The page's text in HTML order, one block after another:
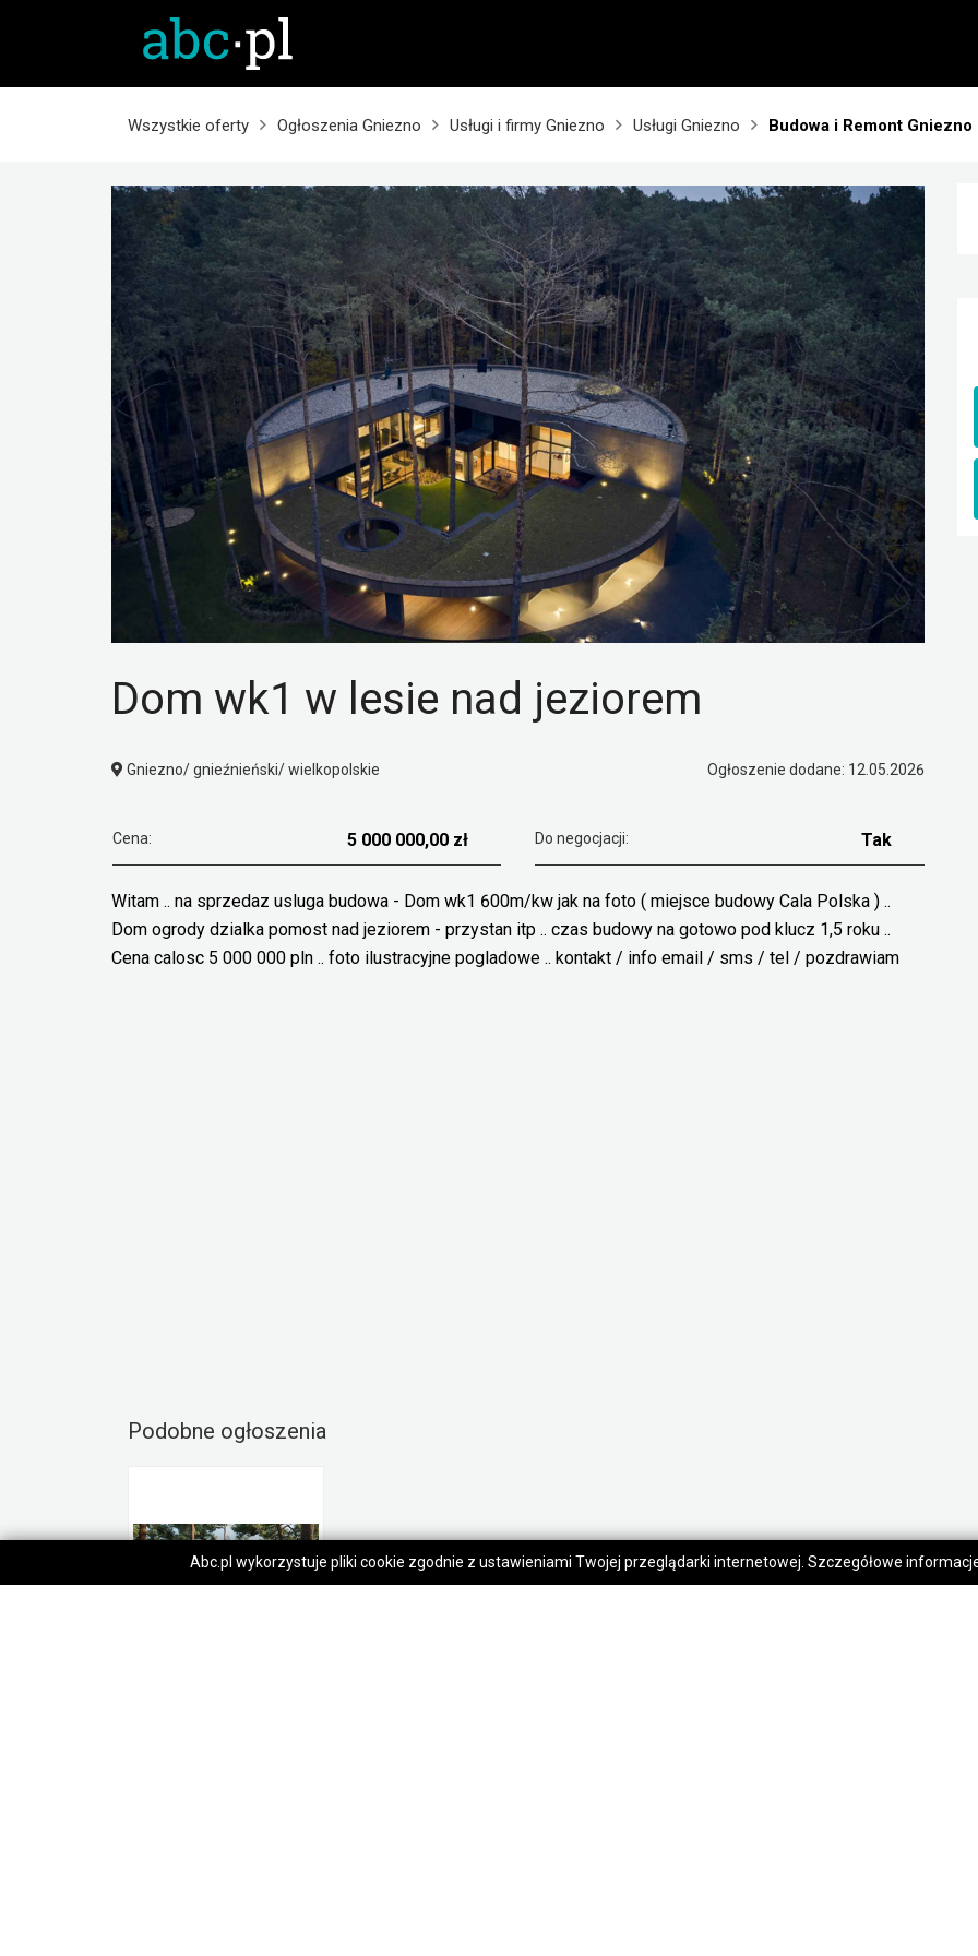
Wszystkie oferty Ogłoszenia Gniezno Usługi i firmy Gniezno Usługi Gniezno Budowa i Remont Gniezno
Dom wk1 w lesie nad jeziorem
Gniezno/ gnieźnieński/ wielkopolskie Ogłoszenie dodane: 12.05.2026
Cena: 5 000 000,00 zł Do negocjacji: Tak
Witam .. na sprzedaz usluga budowa - Dom wk1 600m/kw jak na foto ( miejsce budowy Cala Polska ) ..
Dom ogrody dzialka pomost nad jeziorem - przystan itp .. czas budowy na gotowo pod klucz 1,5 roku ..
Cena calosc 5 000 000 pln .. foto ilustracyjne pogladowe .. kontakt / info email / sms / tel / pozdrawiam
Podobne ogłoszenia
Abc.pl wykorzystuje pliki cookie zgodnie z ustawieniami Twojej przeglądarki internetowej. Szczegółowe